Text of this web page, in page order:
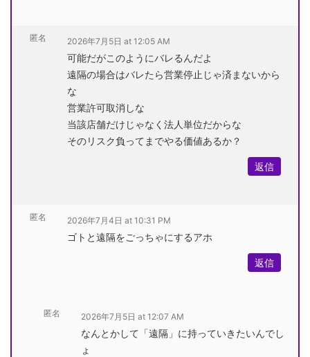
匿名 2026年7月5日 at 12:05 AM
可能だがこのようにバレるんだよ
遠隔の場合はバレたら営業停止じゃ済まないから
な
営業許可取消しな
当該店舗だけじゃなく法人単位だからな
そのリスク負ってまでやる価値あるか？
返信
匿名 2026年7月4日 at 10:31 PM
ゴトと遠隔をごっちゃにするアホ
返信
匿名 2026年7月5日 at 12:07 AM
なんとかして「遠隔」に持っていきたいんでし
ょ